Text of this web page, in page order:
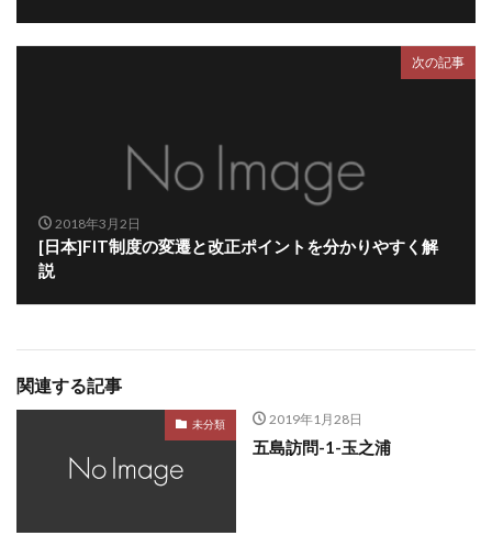
次の記事
2018年3月2日
[日本]FIT制度の変遷と改正ポイントを分かりやすく解
説
関連する記事
未分類 2019年1月28日
五島訪問-1-玉之浦